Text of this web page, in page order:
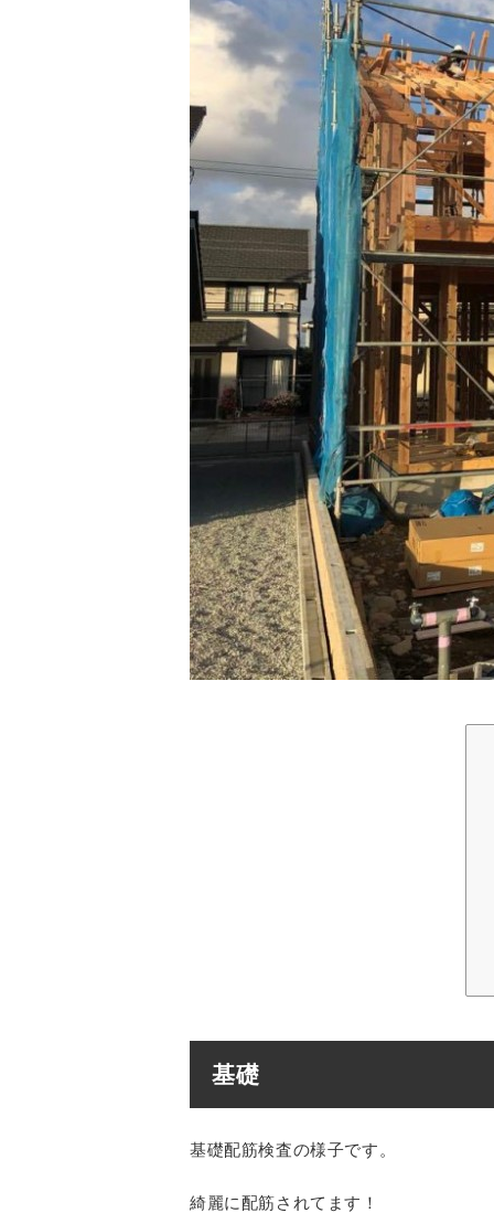
基礎
基礎配筋検査の様子です。
綺麗に配筋されてます！